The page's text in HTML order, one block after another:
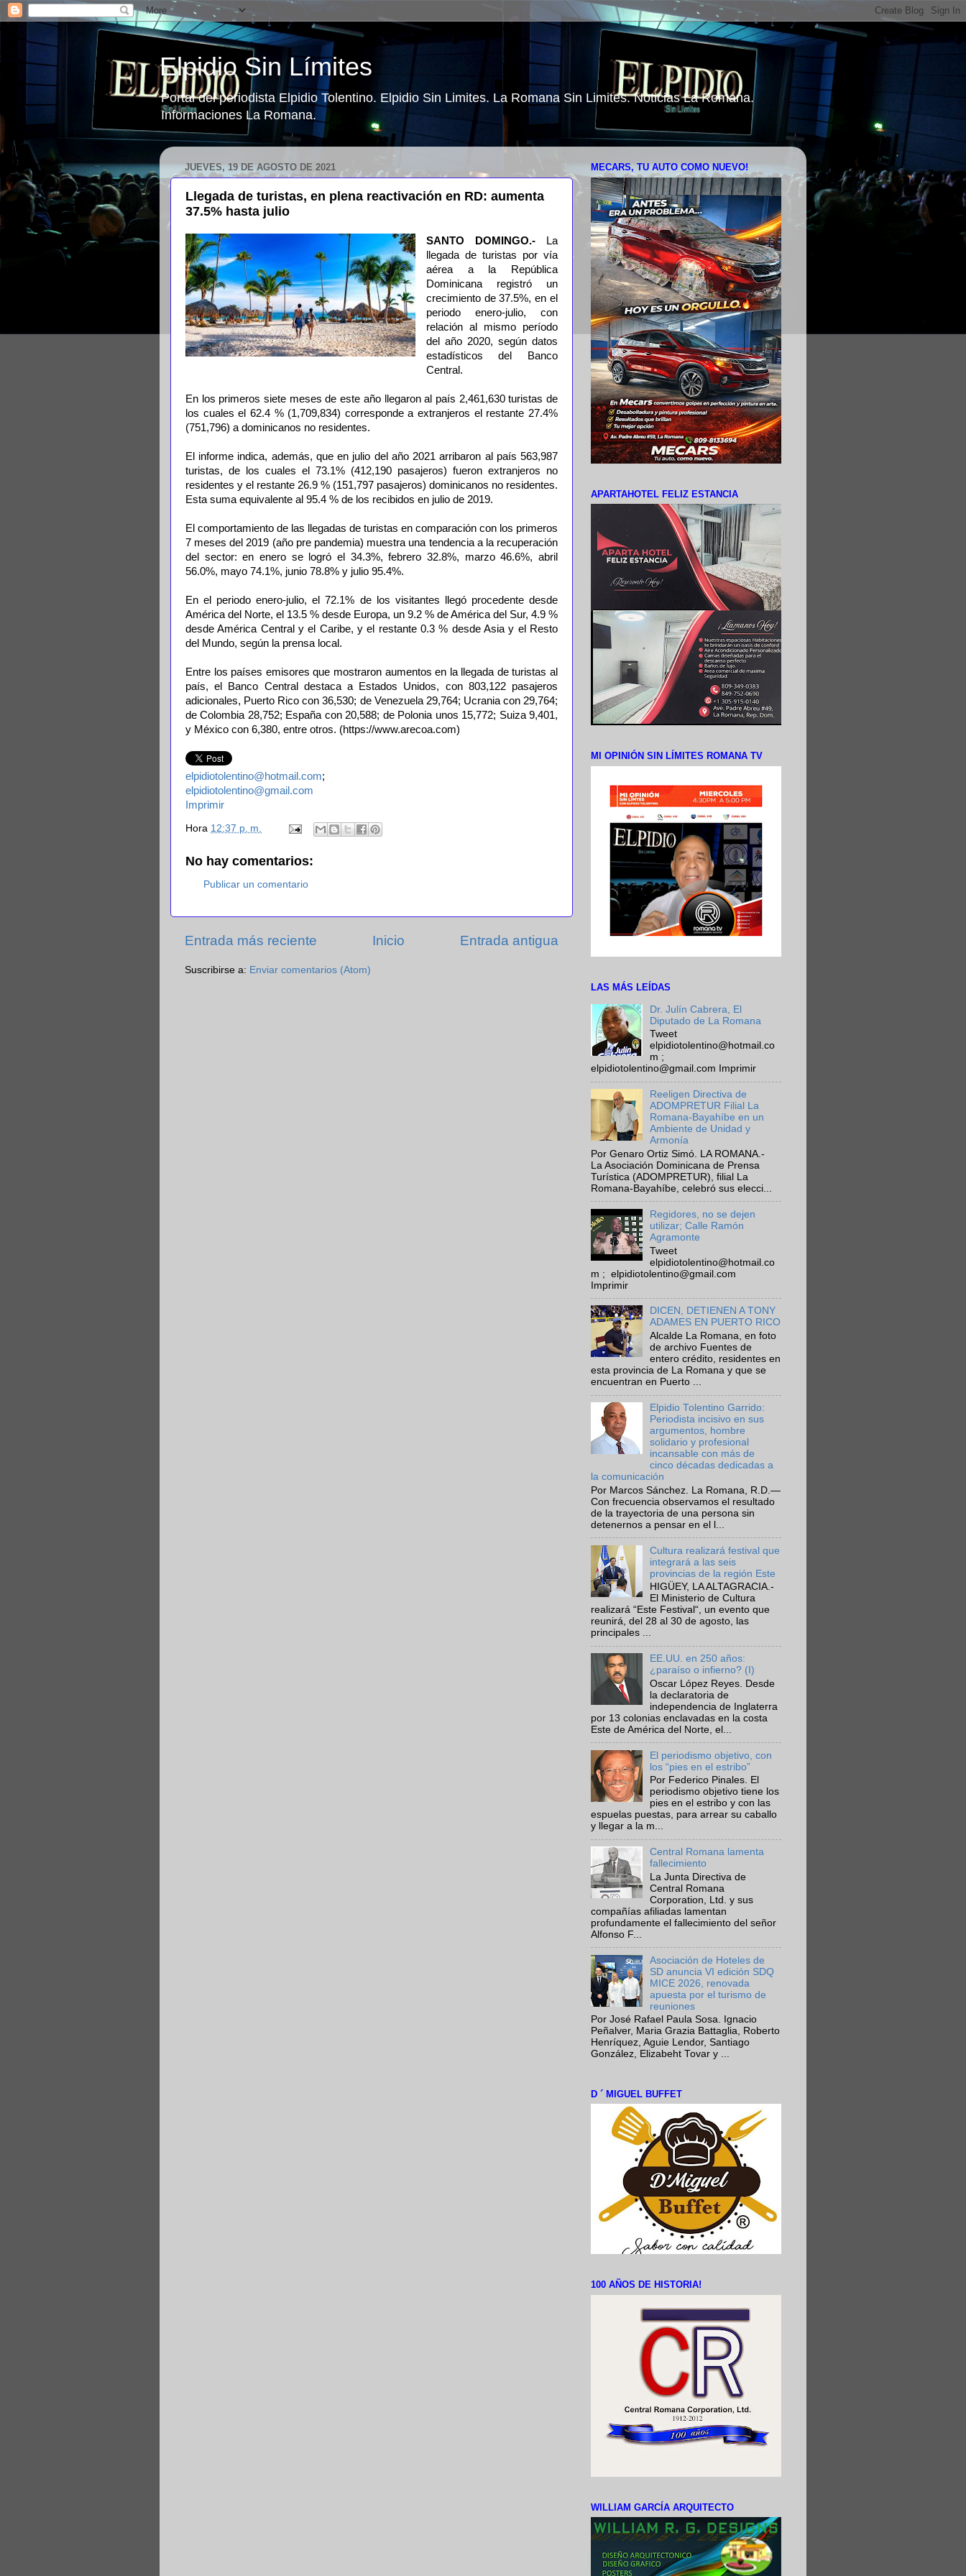
Elpidio Sin Límites
Portal del periodista Elpidio Tolentino. Elpidio Sin Limites. La Romana Sin Limites. Noticias La Romana.
Informaciones La Romana.
JUEVES, 19 DE AGOSTO DE 2021
Llegada de turistas, en plena reactivación en RD: aumenta
37.5% hasta julio
SANTO DOMINGO.-
La
llegada de turistas por vía
aérea a la República
Dominicana registró un
crecimiento de 37.5%, en el
periodo enero-julio, con
relación al mismo período
del año 2020, según datos
estadísticos del Banco
Central.
En los primeros siete meses de este año llegaron al país 2,461,630 turistas de
los cuales el 62.4 % (1,709,834) corresponde a extranjeros el restante 27.4%
(751,796) a dominicanos no residentes.
El informe indica, además, que en julio del año 2021 arribaron al país 563,987
turistas, de los cuales el 73.1% (412,190 pasajeros) fueron extranjeros no
residentes y el restante 26.9 % (151,797 pasajeros) dominicanos no residentes.
Esta suma equivalente al 95.4 % de los recibidos en julio de 2019.
El comportamiento de las llegadas de turistas en comparación con los primeros
7 meses del 2019 (año pre pandemia) muestra una tendencia a la recuperación
del sector: en enero se logró el 34.3%, febrero 32.8%, marzo 46.6%, abril
56.0%, mayo 74.1%, junio 78.8% y julio 95.4%.
En el periodo enero-julio, el 72.1% de los visitantes llegó procedente desde
América del Norte, el 13.5 % desde Europa, un 9.2 % de América del Sur, 4.9 %
desde América Central y el Caribe, y el restante 0.3 % desde Asia y el Resto
del Mundo, según la prensa local.
Entre los países emisores que mostraron aumentos en la llegada de turistas al
país, el Banco Central destaca a Estados Unidos, con 803,122 pasajeros
adicionales, Puerto Rico con 36,530; de Venezuela 29,764; Ucrania con 29,764;
de Colombia 28,752; España con 20,588; de Polonia unos 15,772; Suiza 9,401,
y México con 6,380, entre otros. (https://www.arecoa.com)
elpidiotolentino@hotmail.com;
elpidiotolentino@gmail.com
Imprimir
Hora 12:37 p. m.
No hay comentarios:
Publicar un comentario
Entrada más reciente Entrada antigua
Inicio
Suscribirse a: Enviar comentarios (Atom)
MECARS, TU AUTO COMO NUEVO!
APARTAHOTEL FELIZ ESTANCIA
MI OPINIÓN SIN LÍMITES ROMANA TV
LAS MÁS LEÍDAS
Dr. Julín Cabrera, El
Diputado de La Romana
Tweet
elpidiotolentino@hotmail.co
m ;
elpidiotolentino@gmail.com Imprimir
Reeligen Directiva de
ADOMPRETUR Filial La
Romana-Bayahíbe en un
Ambiente de Unidad y
Armonía
Por Genaro Ortiz Simó. LA ROMANA.-
La Asociación Dominicana de Prensa
Turística (ADOMPRETUR), filial La
Romana-Bayahíbe, celebró sus elecci...
Regidores, no se dejen
utilizar; Calle Ramón
Agramonte
Tweet
elpidiotolentino@hotmail.co
m ; elpidiotolentino@gmail.com
Imprimir
DICEN, DETIENEN A TONY
ADAMES EN PUERTO RICO
Alcalde La Romana, en foto
de archivo Fuentes de
entero crédito, residentes en
esta provincia de La Romana y que se
encuentran en Puerto ...
Elpidio Tolentino Garrido:
Periodista incisivo en sus
argumentos, hombre
solidario y profesional
incansable con más de
cinco décadas dedicadas a
la comunicación
Por Marcos Sánchez. La Romana, R.D.—
Con frecuencia observamos el resultado
de la trayectoria de una persona sin
detenernos a pensar en el l...
Cultura realizará festival que
integrará a las seis
provincias de la región Este
HIGÜEY, LA ALTAGRACIA.-
El Ministerio de Cultura
realizará “Este Festival“, un evento que
reunirá, del 28 al 30 de agosto, las
principales ...
EE.UU. en 250 años:
¿paraíso o infierno? (I)
Oscar López Reyes. Desde
la declaratoria de
independencia de Inglaterra
por 13 colonias enclavadas en la costa
Este de América del Norte, el...
El periodismo objetivo, con
los “pies en el estribo”
Por Federico Pinales. El
periodismo objetivo tiene los
pies en el estribo y con las
espuelas puestas, para arrear su caballo
y llegar a la m...
Central Romana lamenta
fallecimiento
La Junta Directiva de
Central Romana
Corporation, Ltd. y sus
compañías afiliadas lamentan
profundamente el fallecimiento del señor
Alfonso F...
Asociación de Hoteles de
SD anuncia VI edición SDQ
MICE 2026, renovada
apuesta por el turismo de
reuniones
Por José Rafael Paula Sosa. Ignacio
Peñalver, Maria Grazia Battaglia, Roberto
Henríquez, Aguie Lendor, Santiago
González, Elizabeht Tovar y ...
D ´ MIGUEL BUFFET
100 AÑOS DE HISTORIA!
WILLIAM GARCÍA ARQUITECTO